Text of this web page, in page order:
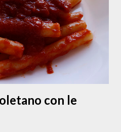
sono utilizzate nell’
o soffritte come contorno
più freddi (e lì ci sta bene
o forte ). Questa
con le